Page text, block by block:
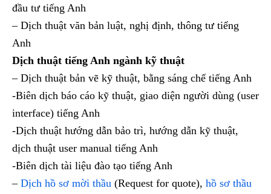
đầu tư tiếng Anh
– Dịch thuật văn bản luật, nghị định, thông tư tiếng
Anh
Dịch thuật tiếng Anh ngành kỹ thuật
– Dịch thuật bản vẽ kỹ thuật, bằng sáng chế tiếng Anh
-Biên dịch báo cáo kỹ thuật, giao diện người dùng (user
interface) tiếng Anh
-Dịch thuật hướng dẫn bảo trì, hướng dẫn kỹ thuật,
dịch thuật user manual tiếng Anh
-Biên dịch tài liệu đào tạo tiếng Anh
– Dịch hồ sơ mời thầu (Request for quote), hồ sơ thầu